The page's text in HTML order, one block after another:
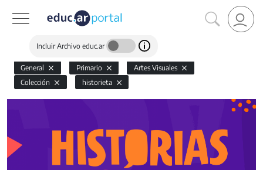
Incluir Archivo educ.ar
General Primario
Artes Visuales
Colección
historieta